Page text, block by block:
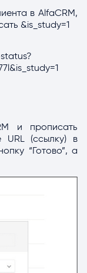
в AlfaCRM,
&is_study=1
и прописать
URL (ссылку) в
“Готово”, а